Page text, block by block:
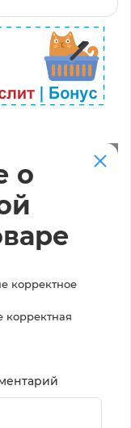
о
корректное
корректная